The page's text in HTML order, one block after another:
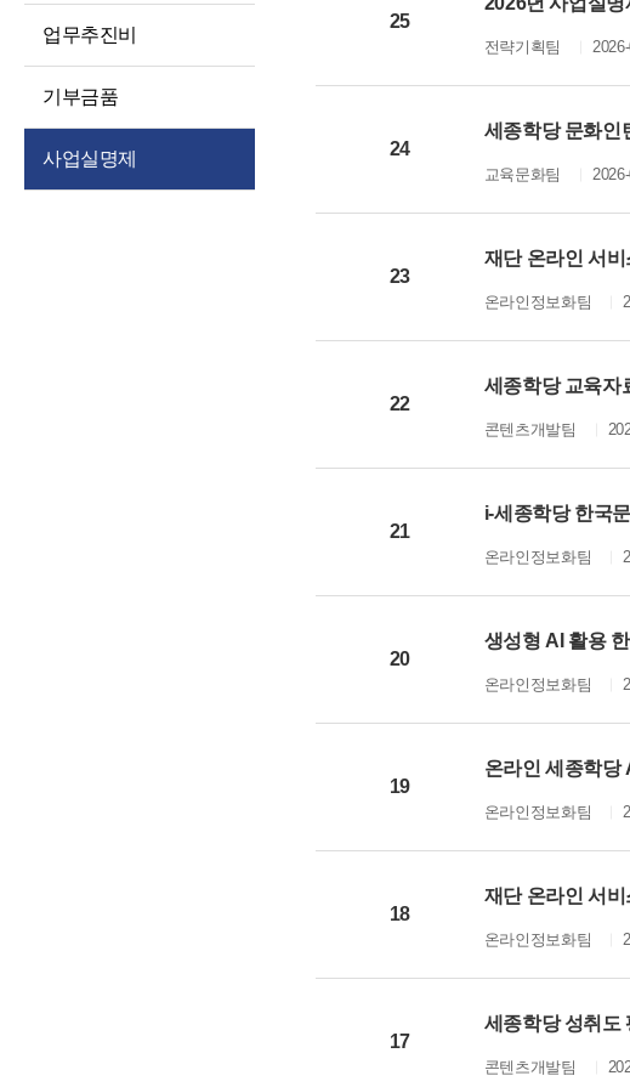
인권경영
윤리인권경영 활동
청렴포털부패신고
(레드휘슬)
처리절차
정보공개방법
불복구제절차
징계처분 결과
소송 및 소송대리인
현황
업무추진비
기부금품
사업실명제
25
전략기획팀
24
세종학당 문화인
교육문화팀
23
재단 온라인 서
온라인정보화팀
22
세종학당 교육자
콘텐츠개발팀
21
i-세종학당 한국
온라인정보화팀
20
생성형 AI 활용
온라인정보화팀
19
온라인 세종학당
온라인정보화팀
18
재단 온라인 서
온라인정보화팀
17
세종학당 성취도
콘텐츠개발팀